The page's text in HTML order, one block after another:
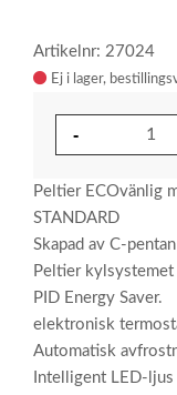
Artikelnr: 27024
Ej i lager
Peltier ECOvänlig
STANDARD
Skapad av C-
Peltier
PID Energy Saver.
elektronisk
Automatisk
Intelligent LED-ljus